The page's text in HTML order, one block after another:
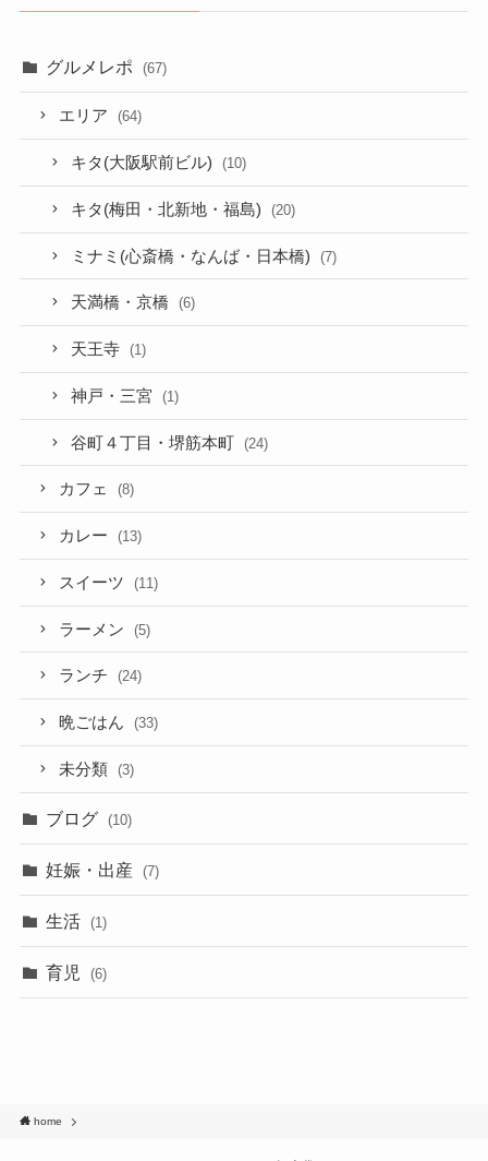
グルメレポ (67)
エリア (64)
キタ(大阪駅前ビル) (10)
キタ(梅田・北新地・福島) (20)
ミナミ(心斎橋・なんば・日本橋) (7)
天満橋・京橋 (6)
天王寺 (1)
神戸・三宮 (1)
谷町４丁目・堺筋本町 (24)
カフェ (8)
カレー (13)
スイーツ (11)
ラーメン (5)
ランチ (24)
晩ごはん (33)
未分類 (3)
ブログ (10)
妊娠・出産 (7)
生活 (1)
育児 (6)
home